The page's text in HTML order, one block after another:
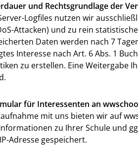
und Rechtsgrundlage der
Logfiles nutzen wir
Attacken) und zu rein
Daten werden nach 7
Interesse nach Art. 6 Abs. 1
zu erstellen. Eine Weitergabe
für Interessenten an
mit uns bieten wir auf
zu Ihrer Schule und
Adresse gespeichert.